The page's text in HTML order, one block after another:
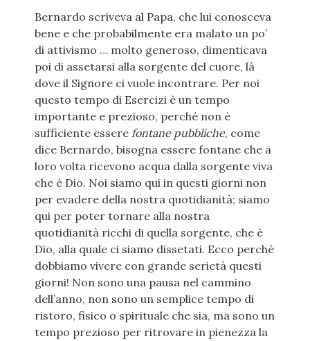
Bernardo scriveva al Papa, che lui conosceva
bene e che probabilmente era malato un po’
di attivismo … molto generoso, dimenticava
poi di assetarsi alla sorgente del cuore, là
dove il Signore ci vuole incontrare. Per noi
questo tempo di Esercizi è un tempo
importante e prezioso, perché non è
sufficiente essere fontane pubbliche, come
dice Bernardo, bisogna essere fontane che a
loro volta ricevono acqua dalla sorgente viva
che è Dio. Noi siamo qui in questi giorni non
per evadere della nostra quotidianità; siamo
qui per poter tornare alla nostra
quotidianità ricchi di quella sorgente, che è
Dio, alla quale ci siamo dissetati. Ecco perché
dobbiamo vivere con grande serietà questi
giorni! Non sono una pausa nel cammino
dell’anno, non sono un semplice tempo di
ristoro, fisico o spirituale che sia, ma sono un
tempo prezioso per ritrovare in pienezza la